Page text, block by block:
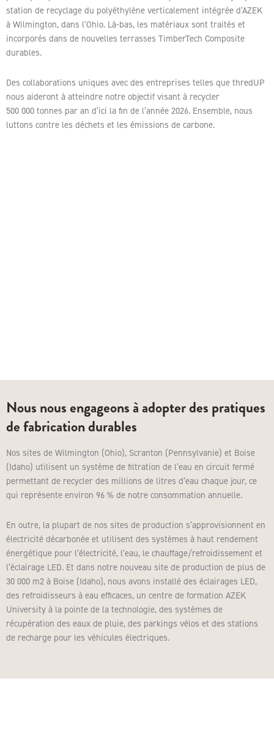
station de recyclage du polyéthylène verticalement intégrée d’AZEK
à Wilmington, dans l’Ohio. Là-bas, les matériaux sont traités et
incorporés dans de nouvelles terrasses TimberTech Composite
durables.
Des collaborations uniques avec des entreprises telles que thredUP
nous aideront à atteindre notre objectif visant à recycler
500 000 tonnes par an d’ici la fin de l’année 2026. Ensemble, nous
luttons contre les déchets et les émissions de carbone.
Nous nous engageons à adopter des pratiques
de fabrication durables
Nos sites de Wilmington (Ohio), Scranton (Pennsylvanie) et Boise
(Idaho) utilisent un système de filtration de l’eau en circuit fermé
permettant de recycler des millions de litres d’eau chaque jour, ce
qui représente environ 96 % de notre consommation annuelle.
En outre, la plupart de nos sites de production s’approvisionnent en
électricité décarbonée et utilisent des systèmes à haut rendement
énergétique pour l’électricité, l’eau, le chauffage/refroidissement et
l’éclairage LED. Et dans notre nouveau site de production de plus de
30 000 m2 à Boise (Idaho), nous avons installé des éclairages LED,
des refroidisseurs à eau efficaces, un centre de formation AZEK
University à la pointe de la technologie, des systèmes de
récupération des eaux de pluie, des parkings vélos et des stations
de recharge pour les véhicules électriques.